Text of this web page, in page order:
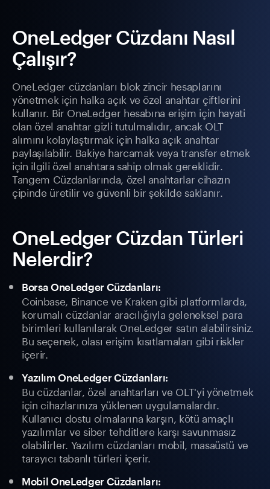
OneLedger Cüzdanı Nasıl
Çalışır?
OneLedger cüzdanları blok zincir hesaplarını
yönetmek için halka açık ve özel anahtar çiftlerini
kullanır. Bir OneLedger hesabına erişim için hayati
olan özel anahtar gizli tutulmalıdır, ancak OLT
alımını kolaylaştırmak için halka açık anahtar
paylaşılabilir. Bakiye harcamak veya transfer etmek
için ilgili özel anahtara sahip olmak gereklidir.
Tangem Cüzdanlarında, özel anahtarlar cihazın
çipinde üretilir ve güvenli bir şekilde saklanır.
OneLedger Cüzdan Türleri
Nelerdir?
Borsa OneLedger Cüzdanları:
Coinbase, Binance ve Kraken gibi platformlarda,
korumalı cüzdanlar aracılığıyla geleneksel para
birimleri kullanılarak OneLedger satın alabilirsiniz.
Bu seçenek, olası erişim kısıtlamaları gibi riskler
içerir.
Yazılım OneLedger Cüzdanları:
Bu cüzdanlar, özel anahtarları ve OLT'yi yönetmek
için cihazlarınıza yüklenen uygulamalardır.
Kullanıcı dostu olmalarına karşın, kötü amaçlı
yazılımlar ve siber tehditlere karşı savunmasız
olabilirler. Yazılım cüzdanları mobil, masaüstü ve
tarayıcı tabanlı türleri içerir.
Mobil OneLedger Cüzdanları: